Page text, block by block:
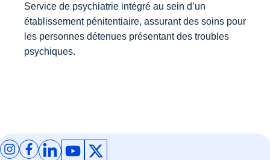
Service de psychiatrie intégré au sein d’un
établissement pénitentiaire, assurant des soins pour
les personnes détenues présentant des troubles
psychiques.